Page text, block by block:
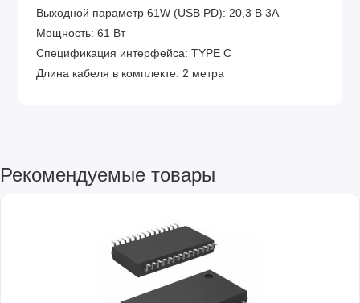
Выходной параметр 61W (USB PD): 20,3 В 3A
Мощность: 61 Вт
Спецификация интерфейса: TYPE C
Длина кабеля в комплекте: 2 метра
Рекомендуемые товары